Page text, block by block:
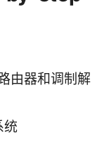
由器和调制解
统